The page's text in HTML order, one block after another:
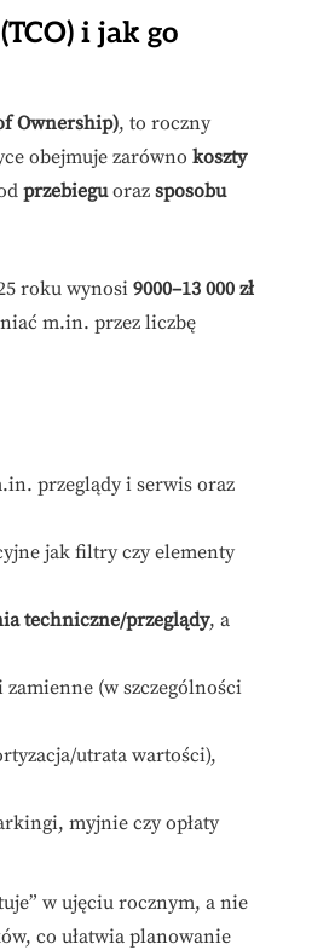
i jak go
Ownership), to roczny
obejmuje zarówno koszty
przebieguoraz sposobu
roku wynosi9000–13 000 zł
m.in. przez liczbę
przeglądy i serwis oraz
jak filtry czy elementy
techniczne/przeglądy, a
(w szczególności
utrata wartości),
myjnie czy opłaty
w ujęciu rocznym, a nie
co ułatwia planowanie